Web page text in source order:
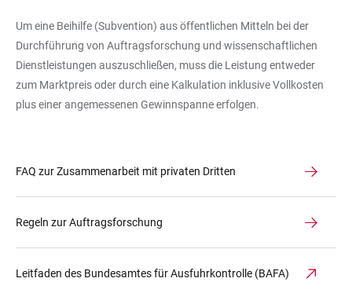
Um eine Beihilfe (Subvention) aus öffentlichen Mitteln bei der
Durchführung von Auftragsforschung und wissenschaftlichen
Dienstleistungen auszuschließen, muss die Leistung entweder
zum Marktpreis oder durch eine Kalkulation inklusive Vollkosten
plus einer angemessenen Gewinnspanne erfolgen.
FAQ zur Zusammenarbeit mit privaten Dritten
Regeln zur Auftragsforschung
Leitfaden des Bundesamtes für Ausfuhrkontrolle (BAFA)